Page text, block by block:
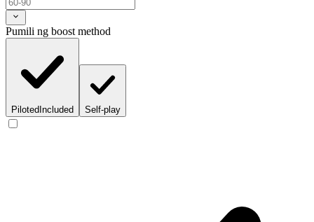
Pumili ng boost method
Piloted Included Self-play